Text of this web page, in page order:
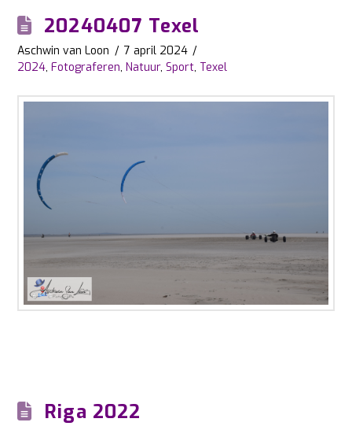
20240407 Texel
Aschwin van Loon
7 april 2024
2024,Fotograferen,Natuur,Sport, Texel
Riga 2022